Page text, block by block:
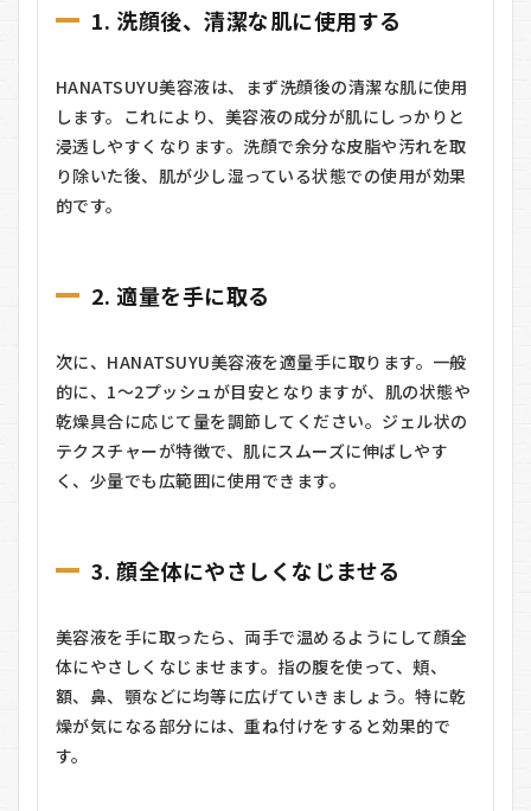
1. 洗顔後、清潔な肌に使用する
HANATSUYU美容液は、まず洗顔後の清潔な肌に使用
します。これにより、美容液の成分が肌にしっかりと
浸透しやすくなります。洗顔で余分な皮脂や汚れを取
り除いた後、肌が少し湿っている状態での使用が効果
的です。
2. 適量を手に取る
次に、HANATSUYU美容液を適量手に取ります。一般
的に、1〜2プッシュが目安となりますが、肌の状態や
乾燥具合に応じて量を調節してください。ジェル状の
テクスチャーが特徴で、肌にスムーズに伸ばしやす
く、少量でも広範囲に使用できます。
3. 顔全体にやさしくなじませる
美容液を手に取ったら、両手で温めるようにして顔全
体にやさしくなじませます。指の腹を使って、頬、
額、鼻、顎などに均等に広げていきましょう。特に乾
燥が気になる部分には、重ね付けをすると効果的で
す。